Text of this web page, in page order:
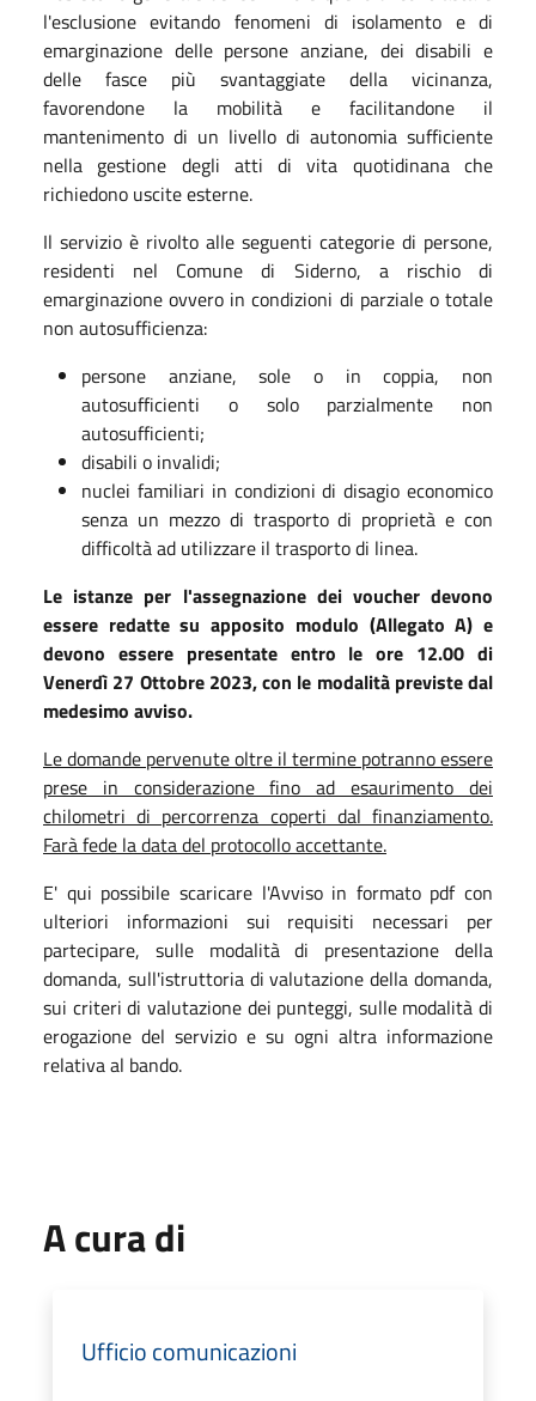
l'esclusione evitando fenomeni di isolamento e di
emarginazione delle persone anziane, dei disabili e
delle fasce più svantaggiate della vicinanza,
favorendone la mobilità e facilitandone il
mantenimento di un livello di autonomia sufficiente
nella gestione degli atti di vita quotidinana che
richiedono uscite esterne.
Il servizio è rivolto alle seguenti categorie di persone,
residenti nel Comune di Siderno, a rischio di
emarginazione ovvero in condizioni di parziale o totale
non autosufficienza:
persone anziane, sole o in coppia, non
autosufficienti o solo parzialmente non
autosufficienti;
disabili o invalidi;
nuclei familiari in condizioni di disagio economico
senza un mezzo di trasporto di proprietà e con
difficoltà ad utilizzare il trasporto di linea.
Le istanze per l'assegnazione dei voucher devono
essere redatte su apposito modulo (Allegato A) e
devono essere presentate entro le ore 12.00 di
Venerdì 27 Ottobre 2023, con le modalità previste dal
medesimo avviso.
Le domande pervenute oltre il termine potranno essere
prese in considerazione fino ad esaurimento dei
chilometri di percorrenza coperti dal finanziamento.
Farà fede la data del protocollo accettante.
E' qui possibile scaricare l'Avviso in formato pdf con
ulteriori informazioni sui requisiti necessari per
partecipare, sulle modalità di presentazione della
domanda, sull'istruttoria di valutazione della domanda,
sui criteri di valutazione dei punteggi, sulle modalità di
erogazione del servizio e su ogni altra informazione
relativa al bando.
A cura di
Ufficio comunicazioni